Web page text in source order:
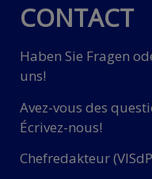
CONTACT
Haben Sie Fragen
uns!
Avez-vous des
Écrivez-nous!
Chefredakteur